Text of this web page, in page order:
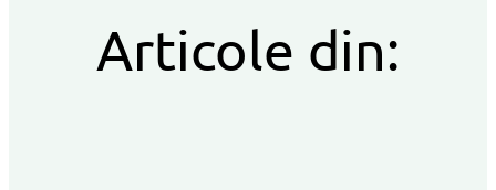
Articole din: